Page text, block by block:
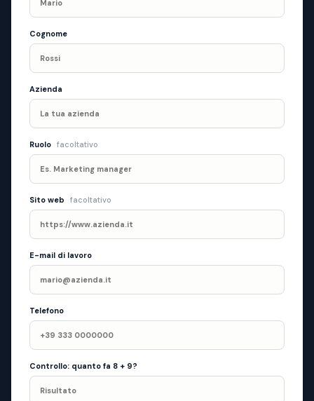
Cognome
Azienda
Ruolo facoltativo
Sito web facoltativo
E-mail di lavoro
Telefono
Controllo: quanto fa 8 + 9?